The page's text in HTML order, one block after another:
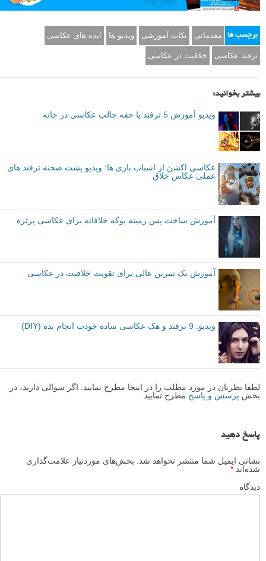
برچسب ها مقدماتی نکات آموزشی ویدیو ها ایده های عکاسی
ترفند عکاسی خلاقیت در عکاسی
بیشتر بخوانید:
ویدیو آموزش 5 ترفند یا حقه جالب عکاسی در خانه
عکاسی اکشن از اسباب بازی ها: ویدیو پشت صحنه ترفند های
عملی عکاس خلاق
آموزش ساخت پس زمینه بوکه خلاقانه برای عکاسی پرتره
آموزش یک تمرین عالی برای تقویت خلاقیت در عکاسی
ویدیو: 9 ترفند و هک عکاسی ساده خودت انجام بده (DIY)
لطفا نظرتان در مورد مطلب را در اینجا مطرح نمایید. اگر سوالی دارید، در
بخش پرسش و پاسخ مطرح نمایید.
پاسخ دهید
نشانی ایمیل شما منتشر نخواهد شد. بخش‌های موردنیاز علامت‌گذاری
شده‌اند *
دیدگاه